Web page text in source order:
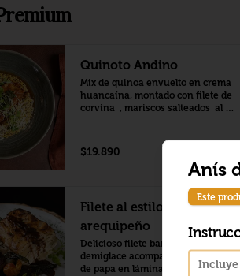
Quinoto Andino
Mix de quinoa envuelto en crema
huancaína, montado con filete de
corvina  , mariscos salteados  al
$19.890
Filete al estilo
arequipeño
Delicioso filete bañado en salsa
demiglace acompañado de pastel
de papa en láminas a los 4 quesos
Anís
Este